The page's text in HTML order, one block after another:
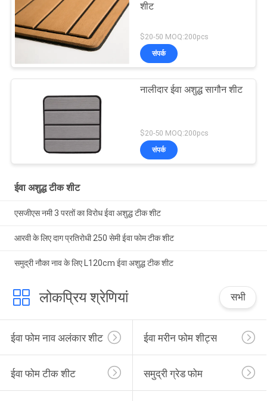
शीट
$20-50 MOQ:200pcs
संपर्क
नालीदार ईवा अशुद्ध सागौन शीट
$20-50 MOQ:200pcs
संपर्क
ईवा अशुद्ध टीक शीट
एसजीएस नमी 3 परतों का विरोध ईवा अशुद्ध टीक शीट
आरवी के लिए दाग प्रतिरोधी 250 सेमी ईवा फोम टीक शीट
समुद्री नौका नाव के लिए L120cm ईवा अशुद्ध टीक शीट
लोकप्रिय श्रेणियां सभी
ईवा फोम नाव अलंकार शीट ईवा मरीन फोम शीट्स
ईवा फोम टीक शीट समुद्री ग्रेड फोम